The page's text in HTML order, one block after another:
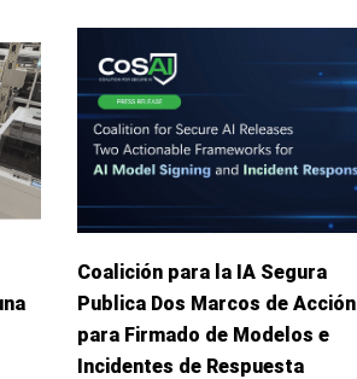
Coalición para la IA Segura
Publica Dos Marcos de Acción
para Firmado de Modelos e
Incidentes de Respuesta